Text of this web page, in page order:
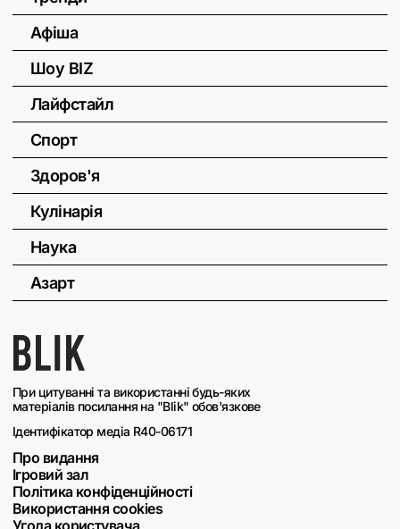
При цитуванні та використанні будь-яких
матеріалів посилання на "Blik" обов'язкове
Ідентифікатор медіа R40-06171
Про видання
Ігровий зал
Політика конфіденційності
Використання cookies
Угода користувача
Афіша
Шоу BIZ
Лайфстайл
Спорт
Здоров'я
Кулінарія
Наука
Азарт